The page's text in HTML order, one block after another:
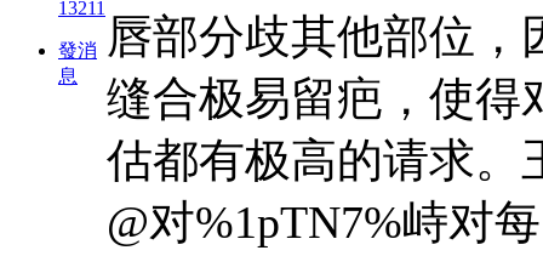
13211
發消
息
唇部分歧其他部位
缝合极易留疤，使得
估都有极高的请求。
@对%1pTN7%峙对